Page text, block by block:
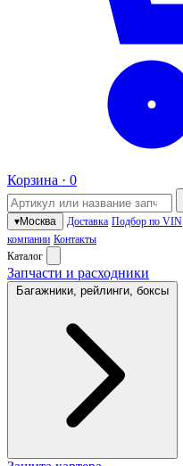
Корзина · 0
▾Москва Доставка Подбор по VIN
компании Контакты
Каталог
Запчасти и расходники
Багажники, рейлинги, боксы